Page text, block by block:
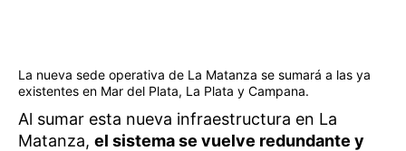
La nueva sede operativa de La Matanza se sumará a las ya
existentes en Mar del Plata, La Plata y Campana.
Al sumar esta nueva infraestructura en La
Matanza, el sistema se vuelve redundante y